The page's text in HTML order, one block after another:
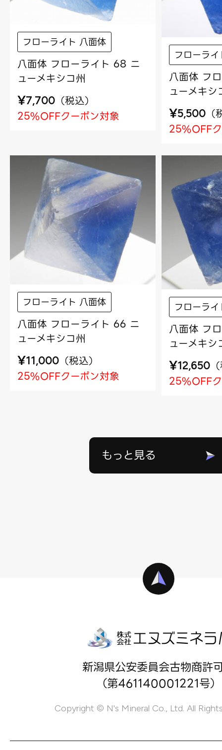
フローライト 八面体
八面体 フローライト 68 ニ
ューメキシコ州
¥7,700 （税込）
25%OFFクーポン対象
フローラ
八面体 フ
ューメキシ
¥5,500 （
25%OFF
フローライト 八面体
八面体 フローライト 66 ニ
ューメキシコ州
¥11,000 （税込）
25%OFFクーポン対象
フローラ
八面体 フ
ューメキシ
¥12,650 （
25%OFF
もっと見る
新潟県公安委員会古物商許
（第461140001221号）
Copyright © N's Mineral Co., Ltd. All